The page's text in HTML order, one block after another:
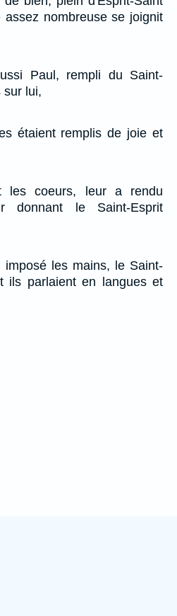
nombreuse se joignit
Paul, rempli du Saint-
sur lui,
étaient remplis de joie et
les coeurs, leur a rendu
donnant le Saint-Esprit
les mains, le Saint-
ils parlaient en langues et